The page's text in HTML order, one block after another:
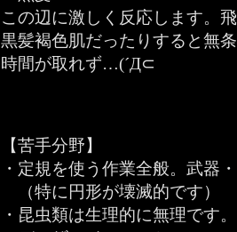
この辺に激しく反応します。
黒髪褐色肌だったりすると無
時間が取れず…(´Д⊂
【苦手分野】
・定規を使う作業全般。武器
（特に円形が壊滅的です）
・昆虫類は生理的に無理です